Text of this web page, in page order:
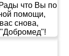
что Вы по
помощи,
снова,